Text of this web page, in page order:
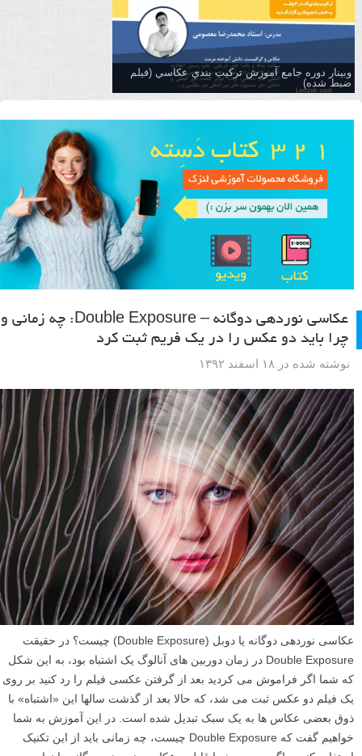
وبینار دوره جامع آموزش تركيب بندي عكاسي (فیلم
ضبط شده)
عکاسی نوردهی دوگانه – Double Exposure: چه زمانی و
چرا باید دو عکس را در یک فریم ثبت کرد
نوشته شده در ۱۸ اسفند ۱۳۹۲
عکاسی نوردهی دوگانه یا دوبل (Double Exposure) چیست؟ در حقیقت
Double Exposure در زمان دوربین های آنالوگ یک اشتباه بود، به این شکل
که شما اگر فراموش می کردید بعد از گرفتن عکسی فیلم را رد کنید بر روی
یک فیلم دو عکس ثبت می شد، که حالا بعد از گذشت سالها این «اشتباه» با
ذوق بعضی عکاس ها به یک سبک تبدیل شده است. در این آموزش به شما
خواهیم گفت که Double Exposure چیست، چه زمانی باید از این تکنیک